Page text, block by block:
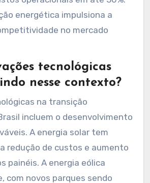
startups e empresas que
energéticas eficientes. O
infraestrutura verde gera
de tecnologias limpas
operacionais em até 30%.
energética impulsiona a
no mercado
tecnológicas
nesse contexto?